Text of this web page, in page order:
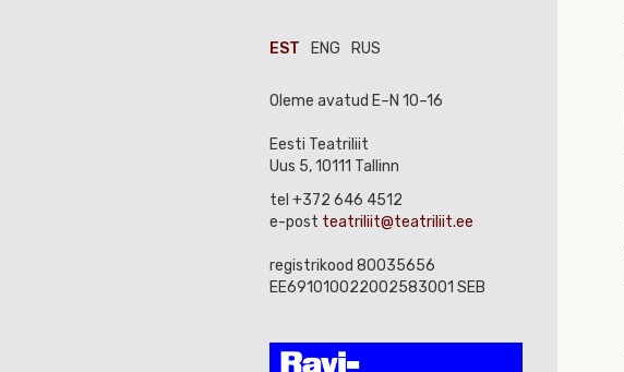
EST ENG RUS
Oleme avatud E–N 10–16
Eesti Teatriliit
Uus 5, 10111 Tallinn
tel +372 646 4512
e-post teatriliit@teatriliit.ee
registrikood 80035656
EE691010022002583001 SEB